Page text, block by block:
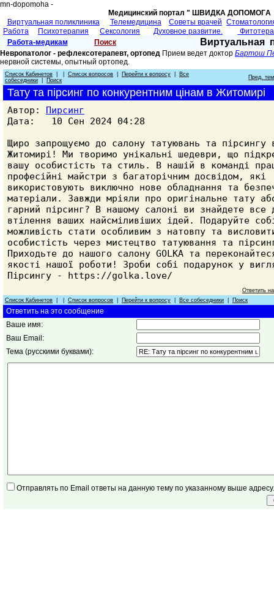
mn-dopomoha -
Медицинский портал " ШВИДКА
Виртуальная поликлиника
Телемедицина Советы врачей
Работа
Психотерапия Сексология Духовное развитие.
Работа-медикам
Поиск Виртуальная
Невропатолог - рефлексотерапевт, ортопед Прием ведет доктор Бартош
нервной системы, опытный ортопед.
Список Кабинетов Список вопросов Перейти к вопросу
Все
собеседники
Поиск Пред.
Тату та пірсинг по конкурентним цінам в Житомирі
Автор: Пирсинг
Дата: 10 Сен 2024 04:28
Щиро запрощуємо до салону татуювань та пірсингу
Житомирі! Ми творимо унікальні шедеври, що
вашу особистість та стиль. В нашій в команді
професійні майстри з багаторічним досвідом, які
використовують виключно нове обладнання та
матеріали. Завжди мріяли про оригінальне тату
гарний пірсинг? В нашому салоні ви знайдете все
втілення ваших найсміливіших ідей. Подаруйте
можливість стати особливим з натовпу та
особистість через мистецтво татуювання та
Приходьте до нашого салону GOLKA та
якості нашої роботи! Зроби собі подарунок у
Пірсингу - https://golka.love/
Ответить
Список Кабинетов
Список вопросов Перейти к вопросу Все собеседники Поиск
Ответить на это сообщение
Ваше имя:
Ваш Email:
Тема (русскими буквами):
Отправлять по Email ответы на данную тему по указанному выше адресу.